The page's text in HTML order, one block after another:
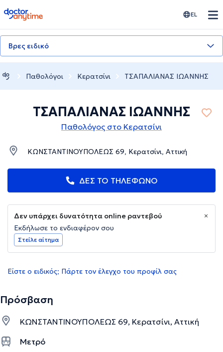
doctoranytime EL
Βρες ειδικό
Παθολόγοι Κερατσίνι ΤΣΑΠΑΛΙΑΝΑΣ ΙΩΑΝΝΗΣ
ΤΣΑΠΑΛΙΑΝΑΣ ΙΩΑΝΝΗΣ
Παθολόγος στο Κερατσίνι
ΚΩΝΣΤΑΝΤΙΝΟΥΠΟΛΕΩΣ 69, Κερατσίνι, Αττική
ΔΕΣ ΤΟ ΤΗΛΕΦΩΝΟ
Δεν υπάρχει δυνατότητα online ραντεβού
Εκδήλωσε το ενδιαφέρον σου
Στείλε αίτημα
Είστε ο ειδικός; Πάρτε τον έλεγχο του προφίλ σας
Πρόσβαση
ΚΩΝΣΤΑΝΤΙΝΟΥΠΟΛΕΩΣ 69, Κερατσίνι, Αττική
Μετρό